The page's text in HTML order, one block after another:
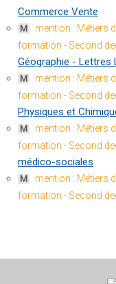
Commerce Vente
M
mention : Métiers
formation - Second
Géographie - Lettres
M
mention : Métiers
formation - Second
Physiques et
M
mention : Métiers
formation - Second
médico-sociales
M
mention : Métiers
formation - Second